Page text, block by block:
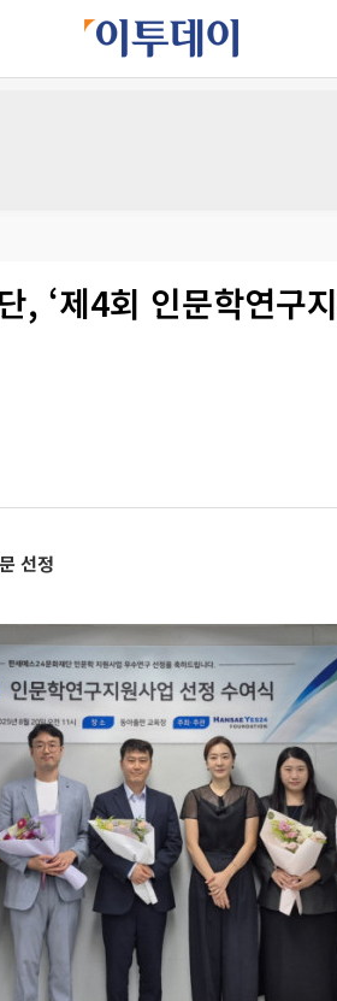
, ‘제4회 인문학연구
선정